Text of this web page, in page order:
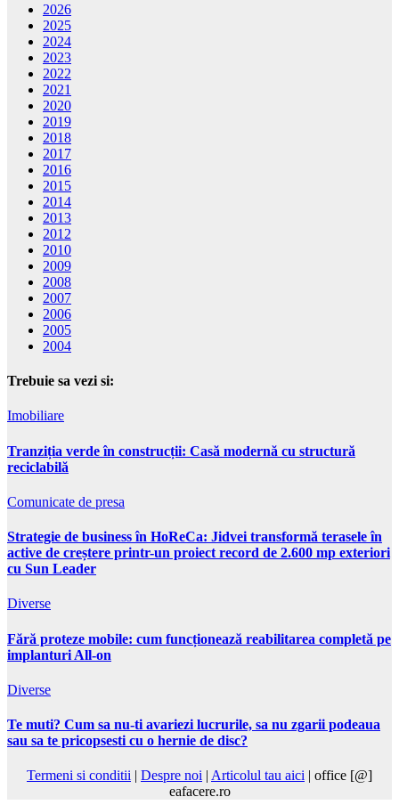
2026
2025
2024
2023
2022
2021
2020
2019
2018
2017
2016
2015
2014
2013
2012
2010
2009
2008
2007
2006
2005
2004
Trebuie sa vezi si:
Imobiliare
Tranziția verde în construcții: Casă modernă cu structură
reciclabilă
Comunicate de presa
Strategie de business în HoReCa: Jidvei transformă terasele în
active de creștere printr-un proiect record de 2.600 mp exteriori
cu Sun Leader
Diverse
Fără proteze mobile: cum funcționează reabilitarea completă pe
implanturi All-on
Diverse
Te muti? Cum sa nu-ti avariezi lucrurile, sa nu zgarii podeaua
sau sa te pricopsesti cu o hernie de disc?
Termeni si conditii Despre noi Articolul tau aici | office [@]
eafacere.ro